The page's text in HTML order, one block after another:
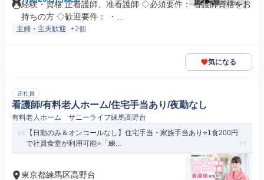
経験・資格 正看護師、准看護師 ◇必須要件： 看護師資格をお
持ちの方 ◇歓迎要件： ・...
主婦・主夫歓迎 +2個
気になる
正社員
看護師/有料老人ホーム/住宅手当あり/夜勤なし
有料老人ホーム サニーライフ練馬高野台
【日勤のみ＆オンコールなし】住宅手当・家族手当あり⭐1食200円
で社員食堂が利用可能⭐「練...
東京都練馬区高野台